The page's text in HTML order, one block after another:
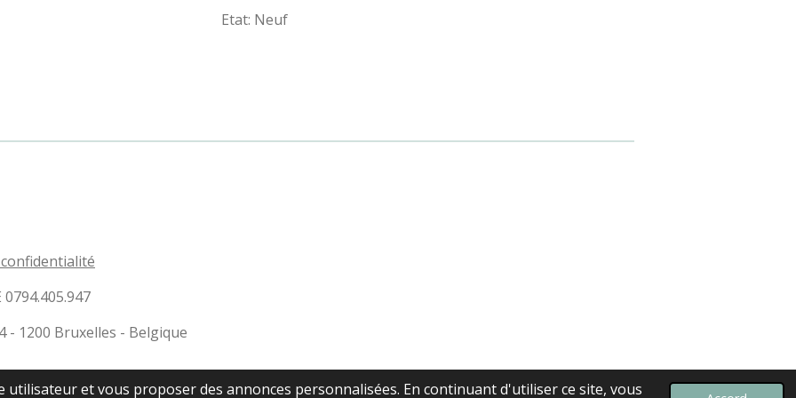
utilisateur et vous proposer des annonces personnalisées. En continuant d'utiliser ce site, vous
Etat: Neuf
- 1200 Bruxelles - Belgique
Propulsé parWebador